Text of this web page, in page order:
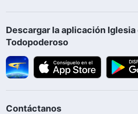
Descargar la aplicación Iglesia
Todopoderoso
Contáctanos